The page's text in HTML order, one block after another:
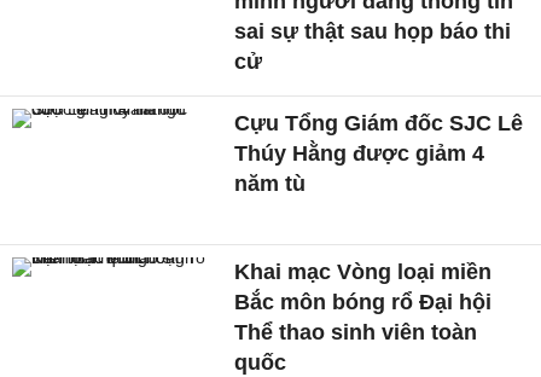
sai sự thật sau họp báo thi
cử
Cựu Tổng Giám đốc SJC Lê
Thúy Hằng được giảm 4
năm tù
Khai mạc Vòng loại miền
Bắc môn bóng rổ Đại hội
Thể thao sinh viên toàn
quốc